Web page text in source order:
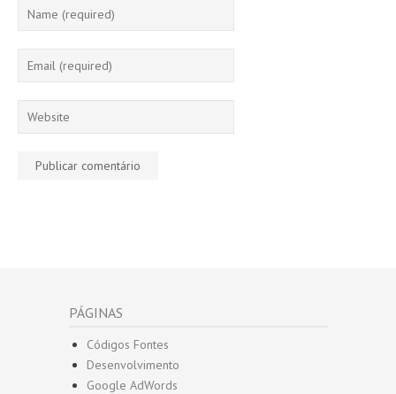
PÁGINAS
Códigos Fontes
Desenvolvimento
Google AdWords